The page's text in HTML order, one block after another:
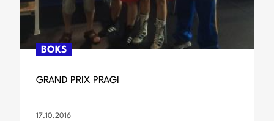
BOKS
GRAND PRIX PRAGI
17.10.2016